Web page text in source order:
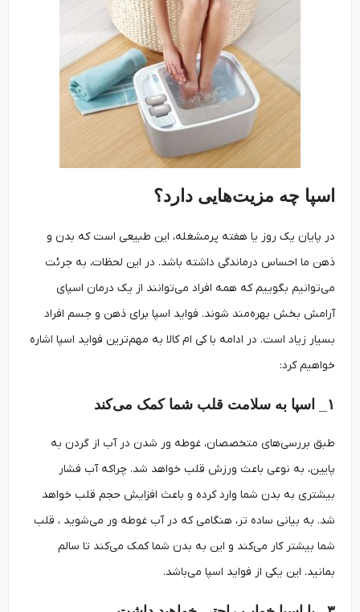
اسپا چه مزیت‌هایی دارد؟
در پایان یک روز یا هفته پرمشغله، این طبیعی است که بدن و
ذهن ما احساس درماندگی داشته باشد. در این لحظات، به جرئت
می‌توانیم بگوییم که همه افراد می‌توانند از یک درمان اسپای
آرامش بخش بهره‌مند شوند. فواید اسپا برای ذهن و جسم افراد
بسیار زیاد است. در ادامه با کی ام کالا به مهم‌ترین فواید اسپا اشاره
خواهیم کرد:
طبق بررسی‌های متخصصان، غوطه ور شدن در آب از گردن به
پایین، به نوعی باعث ورزش قلب خواهد شد. چراکه آب فشار
بیشتری به بدن شما وارد کرده و باعث افزایش حجم قلب خواهد
شد. به بیانی ساده تر، هنگامی که در آب غوطه ور می‌شوید ، قلب
شما بیشتر کار می‌کند و این به بدن شما کمک می‌کند تا سالم
بمانید. این یکی از فواید اسپا می‌باشد.